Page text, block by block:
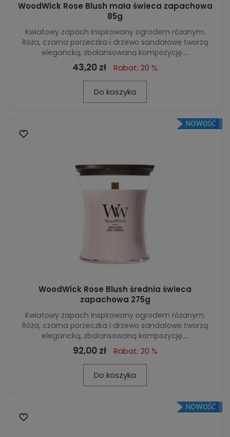
WoodWick Rose Blush mała świeca zapachowa
85g
Kwiatowy zapach inspirowany ogrodem różanym.
Róża, czarna porzeczka i drzewo sandałowe tworzą
elegancką, zbalansowaną kompozycję....
43,20 zł Rabat: 20 %
Do koszyka
WoodWick Rose Blush średnia świeca
zapachowa 275g
Kwiatowy zapach inspirowany ogrodem różanym.
Róża, czarna porzeczka i drzewo sandałowe tworzą
elegancką, zbalansowaną kompozycję....
92,00 zł Rabat: 20 %
Do koszyka